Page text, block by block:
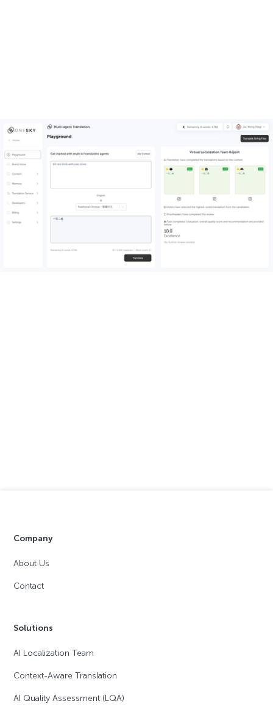
Company
About Us
Contact
Solutions
AI Localization Team
Context-Aware Translation
AI Quality Assessment (LQA)